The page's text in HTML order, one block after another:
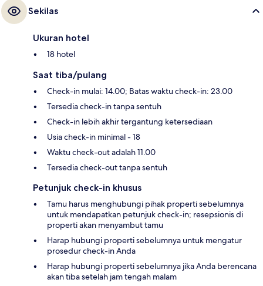
Sekilas
Ukuran hotel
18 hotel
Saat tiba/pulang
Check-in mulai: 14.00; Batas waktu check-in: 23.00
Tersedia check-in tanpa sentuh
Check-in lebih akhir tergantung ketersediaan
Usia check-in minimal - 18
Waktu check-out adalah 11.00
Tersedia check-out tanpa sentuh
Petunjuk check-in khusus
Tamu harus menghubungi pihak properti sebelumnya
untuk mendapatkan petunjuk check-in; resepsionis di
properti akan menyambut tamu
Harap hubungi properti sebelumnya untuk mengatur
prosedur check-in Anda
Harap hubungi properti sebelumnya jika Anda berencana
akan tiba setelah jam tengah malam